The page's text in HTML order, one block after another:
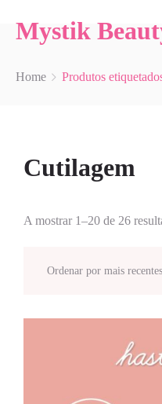
Mystik
Home Produtos
Cutilagem
A mostrar 1–20 de 26